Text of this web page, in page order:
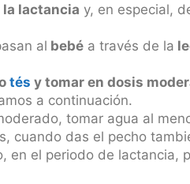
lactancia y, en especial,
al bebé a través de la
tés y tomar en dosis
a continuación.
tomar agua al
cuando das el pecho
en el periodo de lactancia,